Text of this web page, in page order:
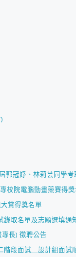
郭冠妤、林莉芸同學
校院電腦動畫競賽得
賞得獎名單
錄取名單及志願選填通
長) 徵聘公告
階段面試＿設計組面試